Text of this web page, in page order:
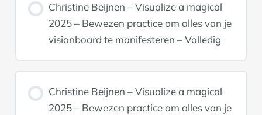
Christine Beijnen – Visualize a magical
2025 – Bewezen practice om alles van je
visionboard te manifesteren – Volledig
Christine Beijnen – Visualize a magical
2025 – Bewezen practice om alles van je